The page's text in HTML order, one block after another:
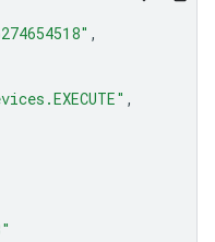
,
,